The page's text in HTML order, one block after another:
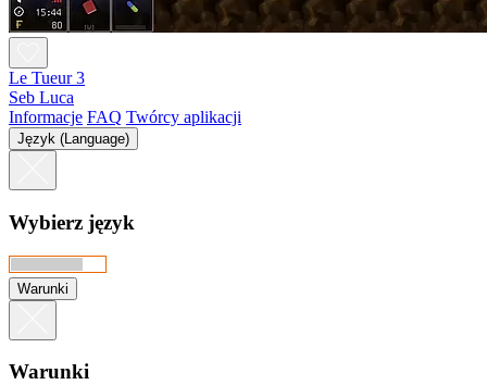
Le Tueur 3
Seb Luca
Informacje FAQ Twórcy aplikacji
Język (Language)
Wybierz język
Warunki
Warunki